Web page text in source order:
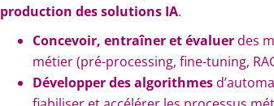
production des solutions IA.
Concevoir, entraîner et évaluerdes
métier (pré-processing, fine-tuning,
Développer des algorithmes